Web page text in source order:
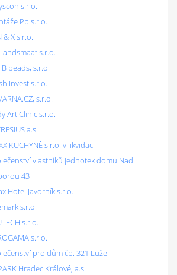
s.r.o.
Pb s.r.o.
& X s.r.o.
s.r.o.
B beads, s.r.o.
Invest s.r.o.
s.r.o.
Art Clinic s.r.o.
a.s.
KUCHYNĚ s.r.o. v likvidaci
vlastníků jednotek domu Nad
43
Hotel Javorník s.r.o.
s.r.o.
s.r.o.
s.r.o.
pro dům čp. 321 Luže
Hradec Králové, a.s.